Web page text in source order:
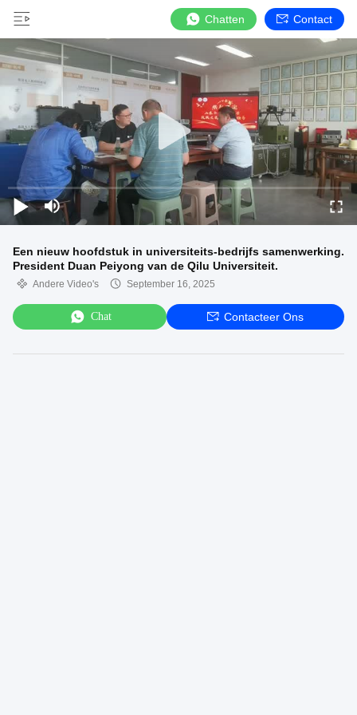
Chatten Contact
Een nieuw hoofdstuk in universiteits-bedrijfs samenwerking.
President Duan Peiyong van de Qilu Universiteit.
Andere Video's September 16, 2025
Chat Contacteer Ons